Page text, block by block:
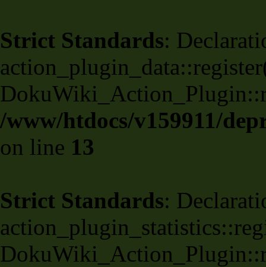
Strict Standards:
/www/htdocs/v159911/
on line 13
Strict Standards: